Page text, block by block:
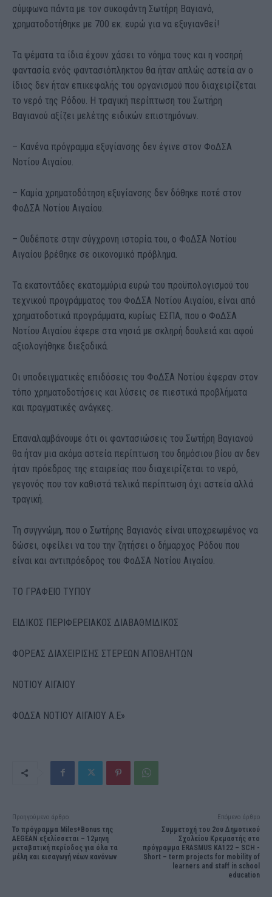
σύμφωνα πάντα με τον συκοφάντη Σωτήρη Βαγιανό,
χρηματοδοτήθηκε με 700 εκ. ευρώ για να εξυγιανθεί!
Τα ψέματα τα ίδια έχουν χάσει το νόημα τους και η νοσηρή
φαντασία ενός φαντασιόπληκτου θα ήταν απλώς αστεία αν ο
ίδιος δεν ήταν επικεφαλής του οργανισμού που διαχειρίζεται
το νερό της Ρόδου. Η τραγική περίπτωση του Σωτήρη
Βαγιανού αξίζει μελέτης ειδικών επιστημόνων.
– Κανένα πρόγραμμα εξυγίανσης δεν έγινε στον ΦοΔΣΑ
Νοτίου Αιγαίου.
– Καμία χρηματοδότηση εξυγίανσης δεν δόθηκε ποτέ στον
ΦοΔΣΑ Νοτίου Αιγαίου.
– Ουδέποτε στην σύγχρονη ιστορία του, ο ΦοΔΣΑ Νοτίου
Αιγαίου βρέθηκε σε οικονομικό πρόβλημα.
Τα εκατοντάδες εκατομμύρια ευρώ του προϋπολογισμού του
τεχνικού προγράμματος του ΦοΔΣΑ Νοτίου Αιγαίου, είναι από
χρηματοδοτικά προγράμματα, κυρίως ΕΣΠΑ, που ο ΦoΔΣΑ
Νοτίου Αιγαίου έφερε στα νησιά με σκληρή δουλειά και αφού
αξιολογήθηκε διεξοδικά.
Οι υποδειγματικές επιδόσεις του ΦοΔΣΑ Νοτίου έφεραν στον
τόπο χρηματοδοτήσεις και λύσεις σε πιεστικά προβλήματα
και πραγματικές ανάγκες.
Επαναλαμβάνουμε ότι οι φαντασιώσεις του Σωτήρη Βαγιανού
θα ήταν μια ακόμα αστεία περίπτωση του δημόσιου βίου αν δεν
ήταν πρόεδρος της εταιρείας που διαχειρίζεται το νερό,
γεγονός που τον καθιστά τελικά περίπτωση όχι αστεία αλλά
τραγική.
Τη συγγνώμη, που ο Σωτήρης Βαγιανός είναι υποχρεωμένος να
δώσει, οφείλει να του την ζητήσει ο δήμαρχος Ρόδου που
είναι και αντιπρόεδρος του ΦοΔΣΑ Νοτίου Αιγαίου.
TO ΓΡΑΦΕΙΟ ΤΥΠΟΥ
ΕΙΔΙΚΟΣ ΠΕΡΙΦΕΡΕΙΑΚΟΣ ΔΙΑΒΑΘΜΙΔΙΚΟΣ
ΦΟΡΕΑΣ ΔΙΑΧΕΙΡΙΣΗΣ ΣΤΕΡΕΩΝ ΑΠΟΒΛΗΤΩΝ
ΝΟΤΙΟΥ ΑΙΓΑΙΟΥ
ΦΟΔΣΑ ΝΟΤΙΟΥ ΑΙΓΑΙΟΥ Α.Ε»
Προηγούμενο άρθρο
Το πρόγραμμα Miles+Bonus της
AEGEAN εξελίσσεται – 12μηνη
μεταβατική περίοδος για όλα τα
μέλη και εισαγωγή νέων κανόνων
Επόμενο άρθρο
Συμμετοχή του 2ου Δημοτικού
Σχολείου Κρεμαστής στο
πρόγραμμα ERASMUS ΚΑ122 – SCH -
Short – term projects for mobility of
learners and staff in school
education